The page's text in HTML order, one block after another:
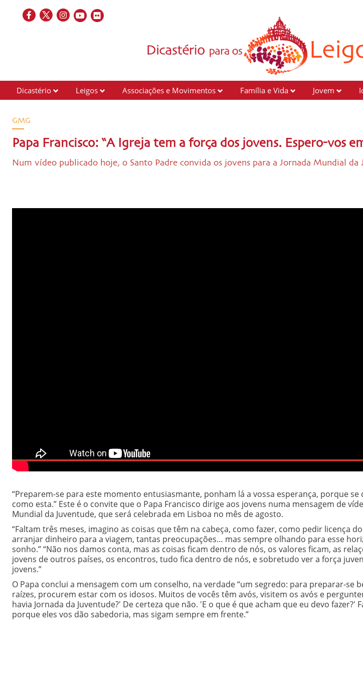
Dicastério Leigos Associações e Movimentos Família e Vida Jovem
GMG
Papa Francisco: “A Igreja tem a força dos jovens. Espero-vos
Num vídeo publicado hoje, o Santo Padre convida os jovens para a Jornada Mundial da
“Preparem-se para este momento entusiasmante, ponham lá a vossa esperança, porque se
como esta.” Este é o convite que o Papa Francisco dirige aos jovens numa mensagem de
Mundial da Juventude, que será celebrada em Lisboa no mês de agosto.
“Faltam três meses, imagino as coisas que têm na cabeça, como fazer, como pedir licença
arranjar dinheiro para a viagem, tantas preocupações… mas sempre olhando para esse
sonho.” “Não nos damos conta, mas as coisas ficam dentro de nós, os valores ficam, as
jovens de outros países, os encontros, tudo fica dentro de nós, e sobretudo ver a força
jovens.”
O Papa conclui a mensagem com um conselho, na verdade “um segredo: para preparar-se
raízes, procurem estar com os idosos. Muitos de vocês têm avós, visitem os avós e
havia Jornada da Juventude?' De certeza que não. 'E o que é que acham que eu devo fazer?'
porque eles vos dão sabedoria, mas sigam sempre em frente.”